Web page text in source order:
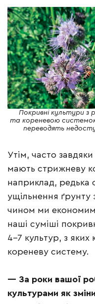
Покривні культури
та кореневою
переводять
Утім, часто
мають стрижневу
наприклад, редька
ущільнення
чином ми
наші суміші
4–7 культур, з
кореневу систему.
— За роки вашої
культурами як